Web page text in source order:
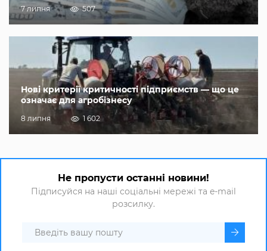
7 липня 507
Нові критерії критичності підприємств — що це
означає для агробізнесу
8 липня 1 602
Не пропусти останні новини!
Підписуйся на наші соціальні мережі та e-mail
розсилку.